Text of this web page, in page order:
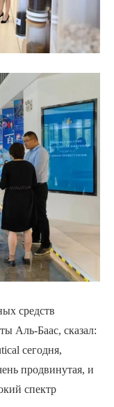
средств
Аль-Баас, сказал:
сегодня,
продвинутая, и
спектр